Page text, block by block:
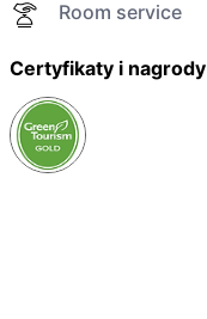
Room service
Certyfikaty i nagrody